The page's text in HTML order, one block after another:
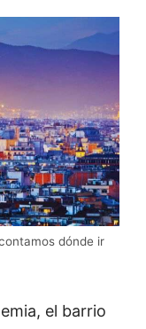
dónde ir
el barrio